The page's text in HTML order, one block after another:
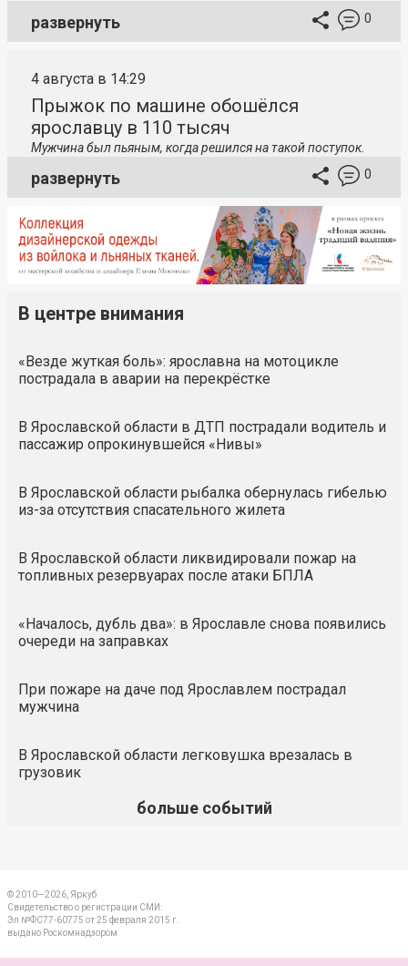
развернуть 0
4 августа в 14:29
Прыжок по машине обошёлся
ярославцу в 110 тысяч
Мужчина был пьяным, когда решился на такой поступок.
развернуть 0
В центре внимания
«Везде жуткая боль»: ярославна на мотоцикле
пострадала в аварии на перекрёстке
В Ярославской области в ДТП пострадали водитель и
пассажир опрокинувшейся «Нивы»
В Ярославской области рыбалка обернулась гибелью
из-за отсутствия спасательного жилета
В Ярославской области ликвидировали пожар на
топливных резервуарах после атаки БПЛА
«Началось, дубль два»: в Ярославле снова появились
очереди на заправках
При пожаре на даче под Ярославлем пострадал
мужчина
В Ярославской области легковушка врезалась в
грузовик
больше событий
© 2010—2026, Яркуб
Свидетельство о регистрации СМИ:
Эл №ФС77-60775 от 25 февраля 2015 г.
выдано Роскомнадзором